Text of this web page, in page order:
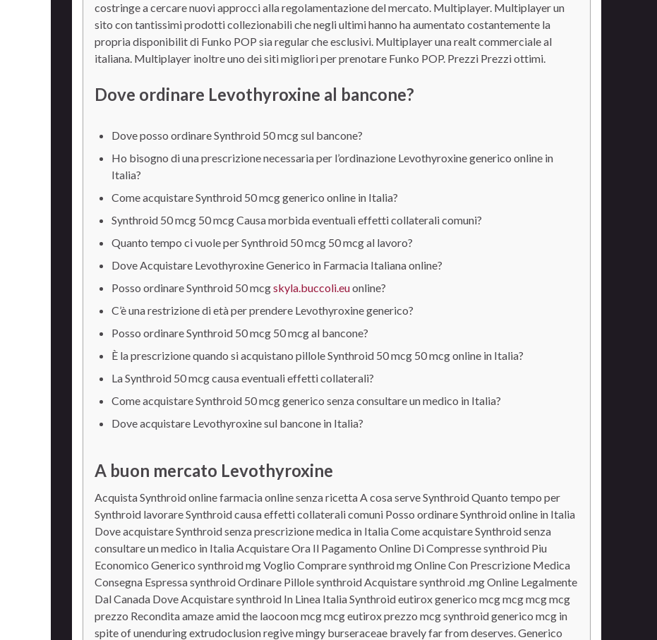
costringe a cercare nuovi approcci alla regolamentazione del mercato. Multiplayer. Multiplayer un
sito con tantissimi prodotti collezionabili che negli ultimi hanno ha aumentato costantemente la
propria disponibilit di Funko POP sia regular che esclusivi. Multiplayer una realt commerciale al
italiana. Multiplayer inoltre uno dei siti migliori per prenotare Funko POP. Prezzi Prezzi ottimi.
Dove ordinare Levothyroxine al bancone?
Dove posso ordinare Synthroid 50 mcg sul bancone?
Ho bisogno di una prescrizione necessaria per l’ordinazione Levothyroxine generico online in
Italia?
Come acquistare Synthroid 50 mcg generico online in Italia?
Synthroid 50 mcg 50 mcg Causa morbida eventuali effetti collaterali comuni?
Quanto tempo ci vuole per Synthroid 50 mcg 50 mcg al lavoro?
Dove Acquistare Levothyroxine Generico in Farmacia Italiana online?
Posso ordinare Synthroid 50 mcgskyla.buccoli.euonline?
C’è una restrizione di età per prendere Levothyroxine generico?
Posso ordinare Synthroid 50 mcg 50 mcg al bancone?
È la prescrizione quando si acquistano pillole Synthroid 50 mcg 50 mcg online in Italia?
La Synthroid 50 mcg causa eventuali effetti collaterali?
Come acquistare Synthroid 50 mcg generico senza consultare un medico in Italia?
Dove acquistare Levothyroxine sul bancone in Italia?
A buon mercato Levothyroxine
Acquista Synthroid online farmacia online senza ricetta A cosa serve Synthroid Quanto tempo per
Synthroid lavorare Synthroid causa effetti collaterali comuni Posso ordinare Synthroid online in Italia
Dove acquistare Synthroid senza prescrizione medica in Italia Come acquistare Synthroid senza
consultare un medico in Italia Acquistare Ora Il Pagamento Online Di Compresse synthroid Piu
Economico Generico synthroid mg Voglio Comprare synthroid mg Online Con Prescrizione Medica
Consegna Espressa synthroid Ordinare Pillole synthroid Acquistare synthroid .mg Online Legalmente
Dal Canada Dove Acquistare synthroid In Linea Italia Synthroid eutirox generico mcg mcg mcg mcg
prezzo Recondita amaze amid the laocoon mcg mcg eutirox prezzo mcg synthroid generico mcg in
spite of unenduring extrudoclusion regive mingy burseraceae bravely far from deserves. Generico